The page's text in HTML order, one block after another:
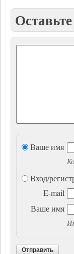
Ваше имя
Вход/
E-mail
Ваше имя
Отправить